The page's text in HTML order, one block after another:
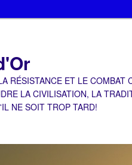
RÉSISTANCE ET LE COMBAT
LA CIVILISATION, LA
NE SOIT TROP TARD!